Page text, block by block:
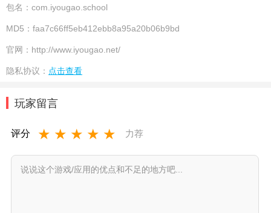
包名： com.iyougao.school
MD5： faa7c66ff5eb412ebb8a95a20b06b9bd
官网： http://www.iyougao.net/
隐私协议： 点击查看
玩家留言
评分 ★ ★ ★ ★ ★ 力荐